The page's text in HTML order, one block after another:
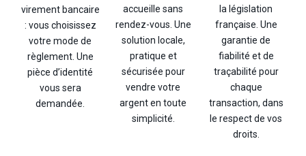
virement bancaire
: vous choisissez
votre mode de
règlement. Une
pièce d’identité
vous sera
demandée.
accueille sans
rendez-vous. Une
solution locale,
pratique et
sécurisée pour
vendre votre
argent en toute
simplicité.
la législation
française. Une
garantie de
fiabilité et de
traçabilité pour
chaque
transaction, dans
le respect de vos
droits.